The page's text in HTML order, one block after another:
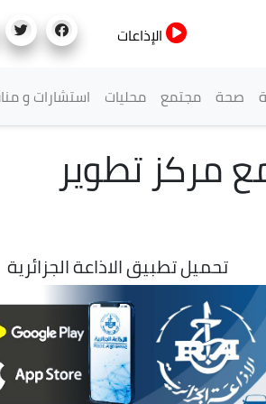
الإذاعات
صحة مجتمع محليات استشارات و
مركز تطوير
تحميل تطبيق الاذاعة الجزائرية